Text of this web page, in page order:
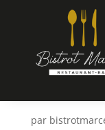
À la
par